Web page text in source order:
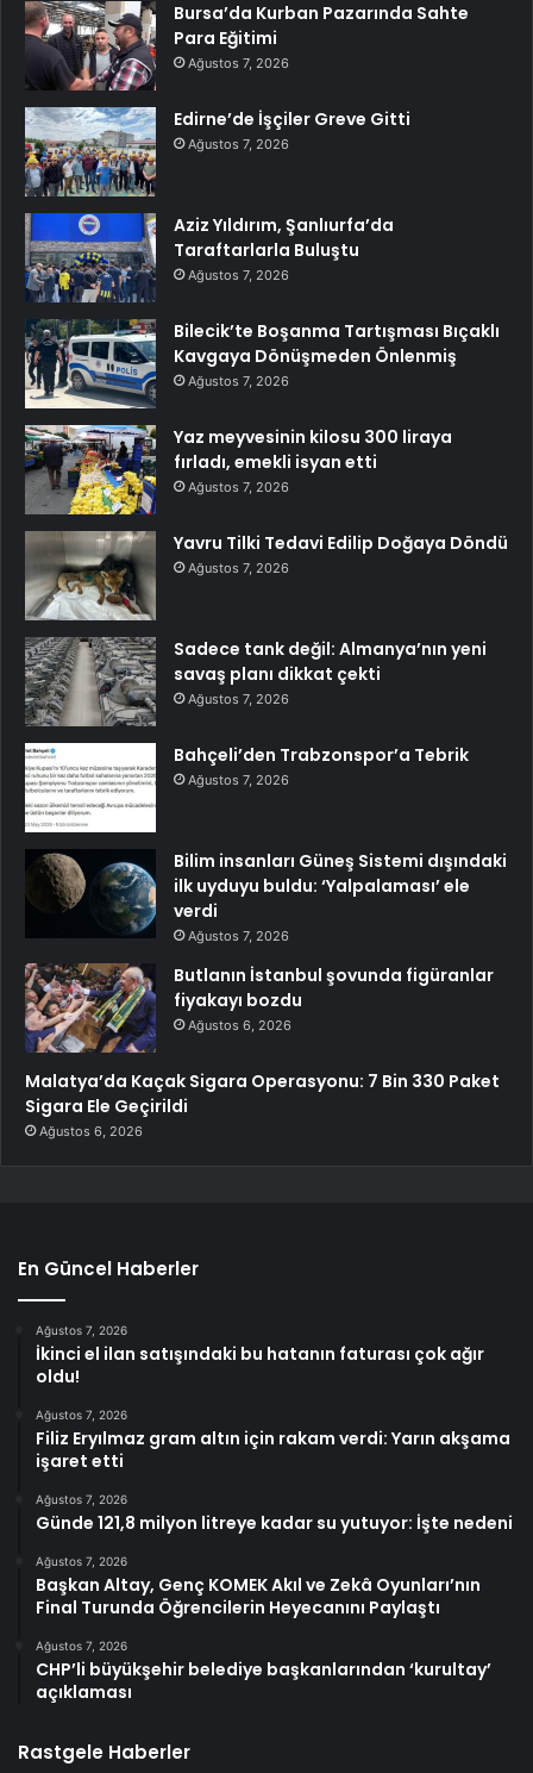
Bursa’da Kurban Pazarında Sahte
Para Eğitimi
Ağustos 7, 2026
Edirne’de İşçiler Greve Gitti
Ağustos 7, 2026
Aziz Yıldırım, Şanlıurfa’da
Taraftarlarla Buluştu
Ağustos 7, 2026
Bilecik’te Boşanma Tartışması Bıçaklı
Kavgaya Dönüşmeden Önlenmiş
Ağustos 7, 2026
Yaz meyvesinin kilosu 300 liraya
fırladı, emekli isyan etti
Ağustos 7, 2026
Yavru Tilki Tedavi Edilip Doğaya Döndü
Ağustos 7, 2026
Sadece tank değil: Almanya’nın yeni
savaş planı dikkat çekti
Ağustos 7, 2026
Bahçeli’den Trabzonspor’a Tebrik
Ağustos 7, 2026
Bilim insanları Güneş Sistemi dışındaki
ilk uyduyu buldu: ‘Yalpalaması’ ele
verdi
Ağustos 7, 2026
Butlanın İstanbul şovunda figüranlar
fiyakayı bozdu
Ağustos 6, 2026
Malatya’da Kaçak Sigara Operasyonu: 7 Bin 330 Paket
Sigara Ele Geçirildi
Ağustos 6, 2026
En Güncel Haberler
Ağustos 7, 2026
İkinci el ilan satışındaki bu hatanın faturası çok ağır
oldu!
Ağustos 7, 2026
Filiz Eryılmaz gram altın için rakam verdi: Yarın akşama
işaret etti
Ağustos 7, 2026
Günde 121,8 milyon litreye kadar su yutuyor: İşte nedeni
Ağustos 7, 2026
Başkan Altay, Genç KOMEK Akıl ve Zekâ Oyunları’nın
Final Turunda Öğrencilerin Heyecanını Paylaştı
Ağustos 7, 2026
CHP’li büyükşehir belediye başkanlarından ‘kurultay’
açıklaması
Rastgele Haberler